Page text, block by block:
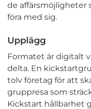
de affärsmöjligheter
föra med sig.
Upplägg
Formatet är digitalt
delta. En
tolv företag för att
gruppresa som
Kickstart hållbarhet